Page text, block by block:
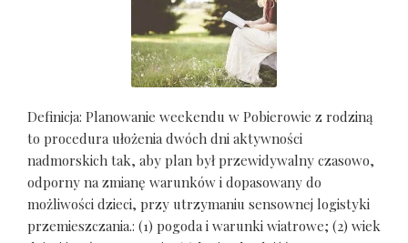
Definicja: Planowanie weekendu w Pobierowie z rodziną
to procedura ułożenia dwóch dni aktywności
nadmorskich tak, aby plan był przewidywalny czasowo,
odporny na zmianę warunków i dopasowany do
możliwości dzieci, przy utrzymaniu sensownej logistyki
przemieszczania.: (1) pogoda i warunki wiatrowe; (2) wiek